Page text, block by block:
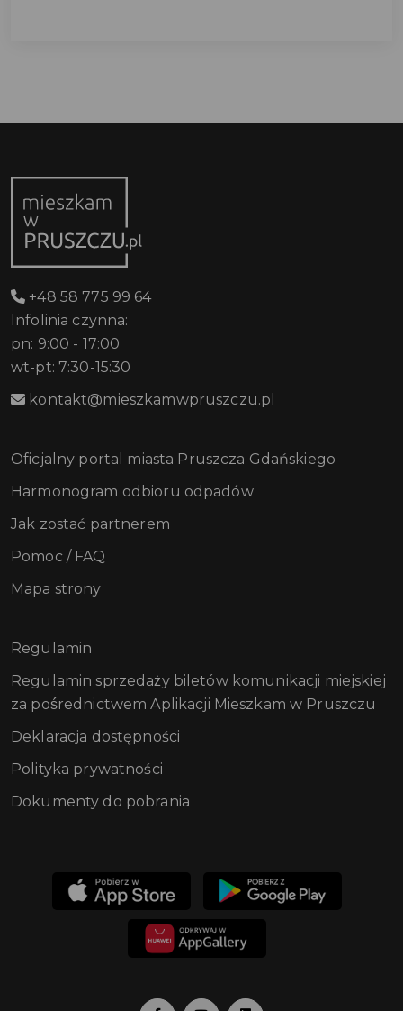
+48 58 775 99 64
Infolinia czynna:
pn: 9:00 - 17:00
wt-pt: 7:30-15:30
kontakt@mieszkamwpruszczu.pl
Oficjalny portal miasta Pruszcza Gdańskiego
Harmonogram odbioru odpadów
Jak zostać partnerem
Pomoc / FAQ
Mapa strony
Regulamin
Regulamin sprzedaży biletów komunikacji miejskiej
za pośrednictwem Aplikacji Mieszkam w Pruszczu
Deklaracja dostępności
Polityka prywatności
Dokumenty do pobrania